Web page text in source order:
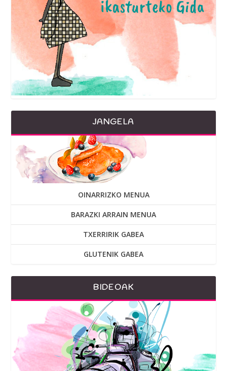
JANGELA
OINARRIZKO MENUA
BARAZKI ARRAIN MENUA
TXERRIRIK GABEA
GLUTENIK GABEA
BIDEOAK